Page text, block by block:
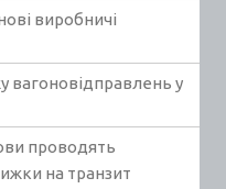
виробничі
вагоновідправлень у
проводять
на транзит